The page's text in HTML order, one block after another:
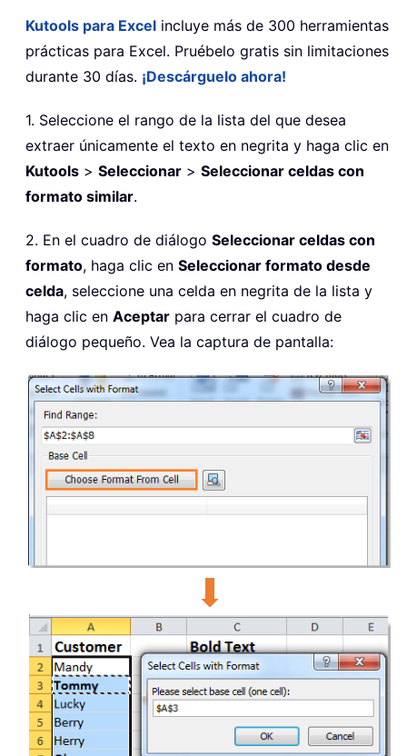
Kutools para Excel incluye más de 300 herramientas
prácticas para Excel. Pruébelo gratis sin limitaciones
durante 30 días. ¡Descárguelo ahora!
1. Seleccione el rango de la lista del que desea
extraer únicamente el texto en negrita y haga clic en
Kutools > Seleccionar > Seleccionar celdas con
formato similar.
2. En el cuadro de diálogo Seleccionar celdas con
formato, haga clic en Seleccionar formato desde
celda, seleccione una celda en negrita de la lista y
haga clic en Aceptar para cerrar el cuadro de
diálogo pequeño. Vea la captura de pantalla: